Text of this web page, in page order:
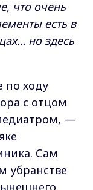
что очень
есть в
но здесь
по ходу
с отцом
—
Сам
убранстве